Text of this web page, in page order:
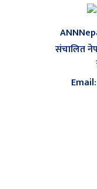
संचालित